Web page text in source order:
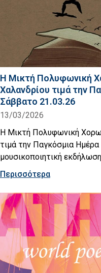
Η Μικτή Πολυφωνική
Χαλανδρίου τιμά την
Σάββατο 21.03.26
13/03/2026
Η Μικτή Πολυφωνική
τιμά την Παγκόσμια
μουσικοποιητική
Περισσότερα